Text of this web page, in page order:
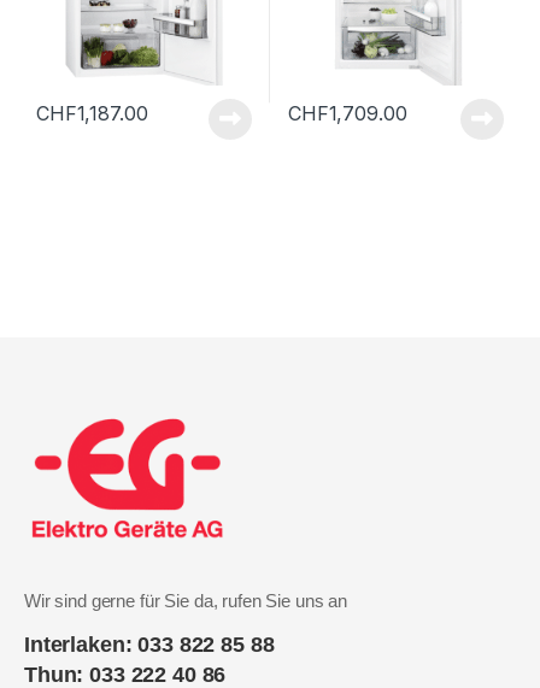
CHF1,187.00 CHF1,709.00
Wir sind gerne für Sie da, rufen Sie uns an
Interlaken: 033 822 85 88
Thun: 033 222 40 86